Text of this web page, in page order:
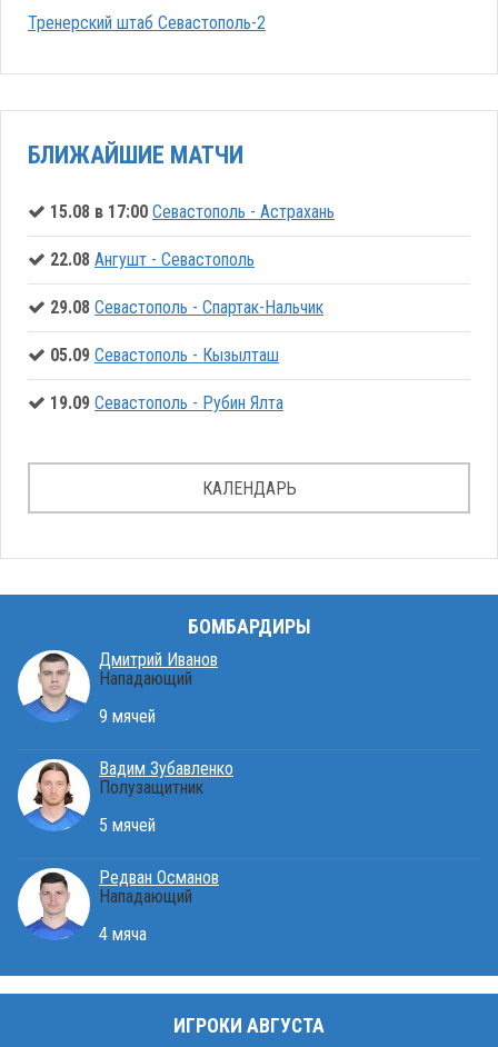
Тренерский штаб Севастополь-2
БЛИЖАЙШИЕ МАТЧИ
15.08 в 17:00 Севастополь - Астрахань
22.08 Ангушт - Севастополь
29.08 Севастополь - Спартак-Нальчик
05.09 Севастополь - Кызылташ
19.09 Севастополь - Рубин Ялта
КАЛЕНДАРЬ
БОМБАРДИРЫ
Дмитрий Иванов
Нападающий
9 мячей
Вадим Зубавленко
Полузащитник
5 мячей
Редван Османов
Нападающий
4 мяча
ИГРОКИ АВГУСТА